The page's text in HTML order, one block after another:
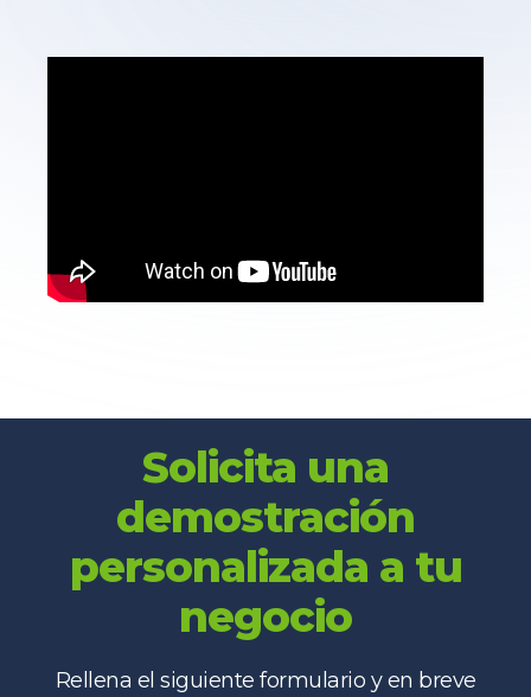
Solicita una
demostración
personalizada a tu
negocio
Rellena el siguiente formulario y en breve